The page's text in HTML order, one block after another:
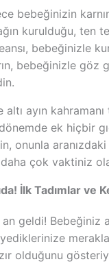
bebeğinizin
kurulduğu, ten
bebeğinizle
bebeğinizle
ayın
ek hiçbir
onunla
çok vaktiniz
İlk Tadımlar ve
geldi! Bebeğiniz
olduğunu